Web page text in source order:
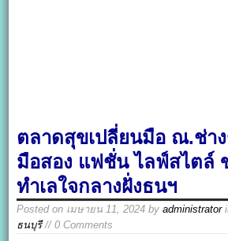
ตลาดสุขเปลี่ยนมือ ณ.ช่า
มือสอง แฟชั่น ไลฟ์สไตล์ ข
ทำเลใจกลางฝั่งธนฯ
Posted on เมษายน 11, 2024 byadministrator
ธนบุรี// 0 Comments